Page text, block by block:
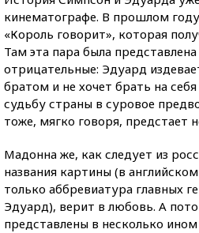
кинематографе. В прошлом
«Король говорит», которая
Там эта пара была
отрицательные: Эдуард
братом и не хочет брать на
судьбу страны в суровое
тоже, мягко говоря, предстает
Мадонна же, как следует из
названия картины (в
только аббревиатура главных
Эдуард), верит в любовь. А
представлены в несколько ином